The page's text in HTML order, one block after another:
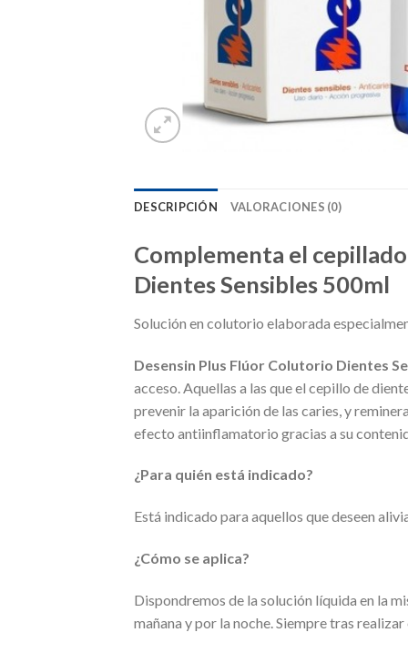
DESCRIPCIÓN VALORACIONES (0)
Complementa el
Dientes Sensibles 500ml
Solución en colutorio elaborada
Desensin Plus Flúor Colutorio Dientes
acceso. Aquellas a las que el cepillo de
prevenir la aparición de las caries, y
efecto antiinflamatorio gracias a su
¿Para quién está indicado?
Está indicado para aquellos que deseen
¿Cómo se aplica?
Dispondremos de la solución líquida en la
mañana y por la noche. Siempre tras